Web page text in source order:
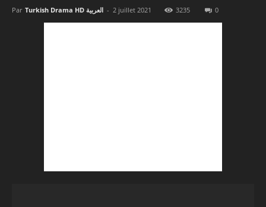
Par Turkish Drama HD العربية - 2 juillet 2021 3235 0